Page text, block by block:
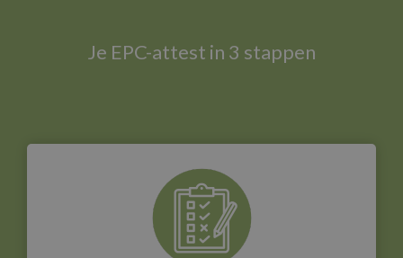
Je EPC-attest in 3 stappen